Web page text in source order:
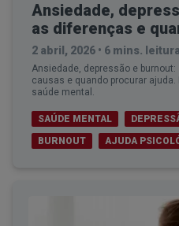
Ansiedade,
as diferenças e
2 abril, 2026 • 6 mins. leitura
Ansiedade, depressão e
causas e quando procurar
saúde mental.
SAÚDE MENTAL
BURNOUT
AJUDA